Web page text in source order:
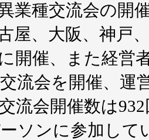
業種交流会の開
屋、大阪、神戸
開催、また経営
流会を開催、運
流会開催数は
ソンに参加して